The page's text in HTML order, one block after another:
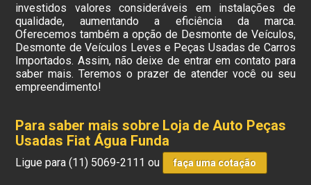
investidos valores consideráveis em instalações de
qualidade, aumentando a eficiência da marca.
Oferecemos também a opção de Desmonte de Veículos,
Desmonte de Veículos Leves e Peças Usadas de Carros
Importados. Assim, não deixe de entrar em contato para
saber mais. Teremos o prazer de atender você ou seu
empreendimento!
Para saber mais sobre Loja de Auto Peças
Usadas Fiat Água Funda
Ligue para(11) 5069-2111 ou faça uma cotação